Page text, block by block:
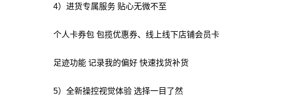
4）进货专属服务 贴心无微不至
个人卡券包 包揽优惠券、线上线下店铺会员卡
足迹功能 记录我的偏好 快速找货补货
5）全新操控视觉体验 选择一目了然